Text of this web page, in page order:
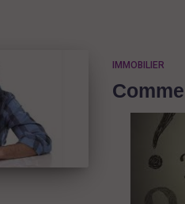
IMMOBILIER